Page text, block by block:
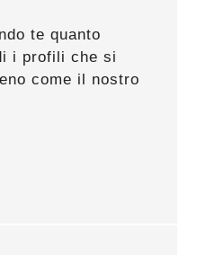
te quanto
i profili che si
come il nostro